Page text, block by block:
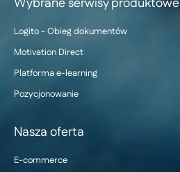
Logito - Obieg dokumentów
Motivation Direct
Platforma e-learning
Pozycjonowanie
Nasza oferta
E-commerce